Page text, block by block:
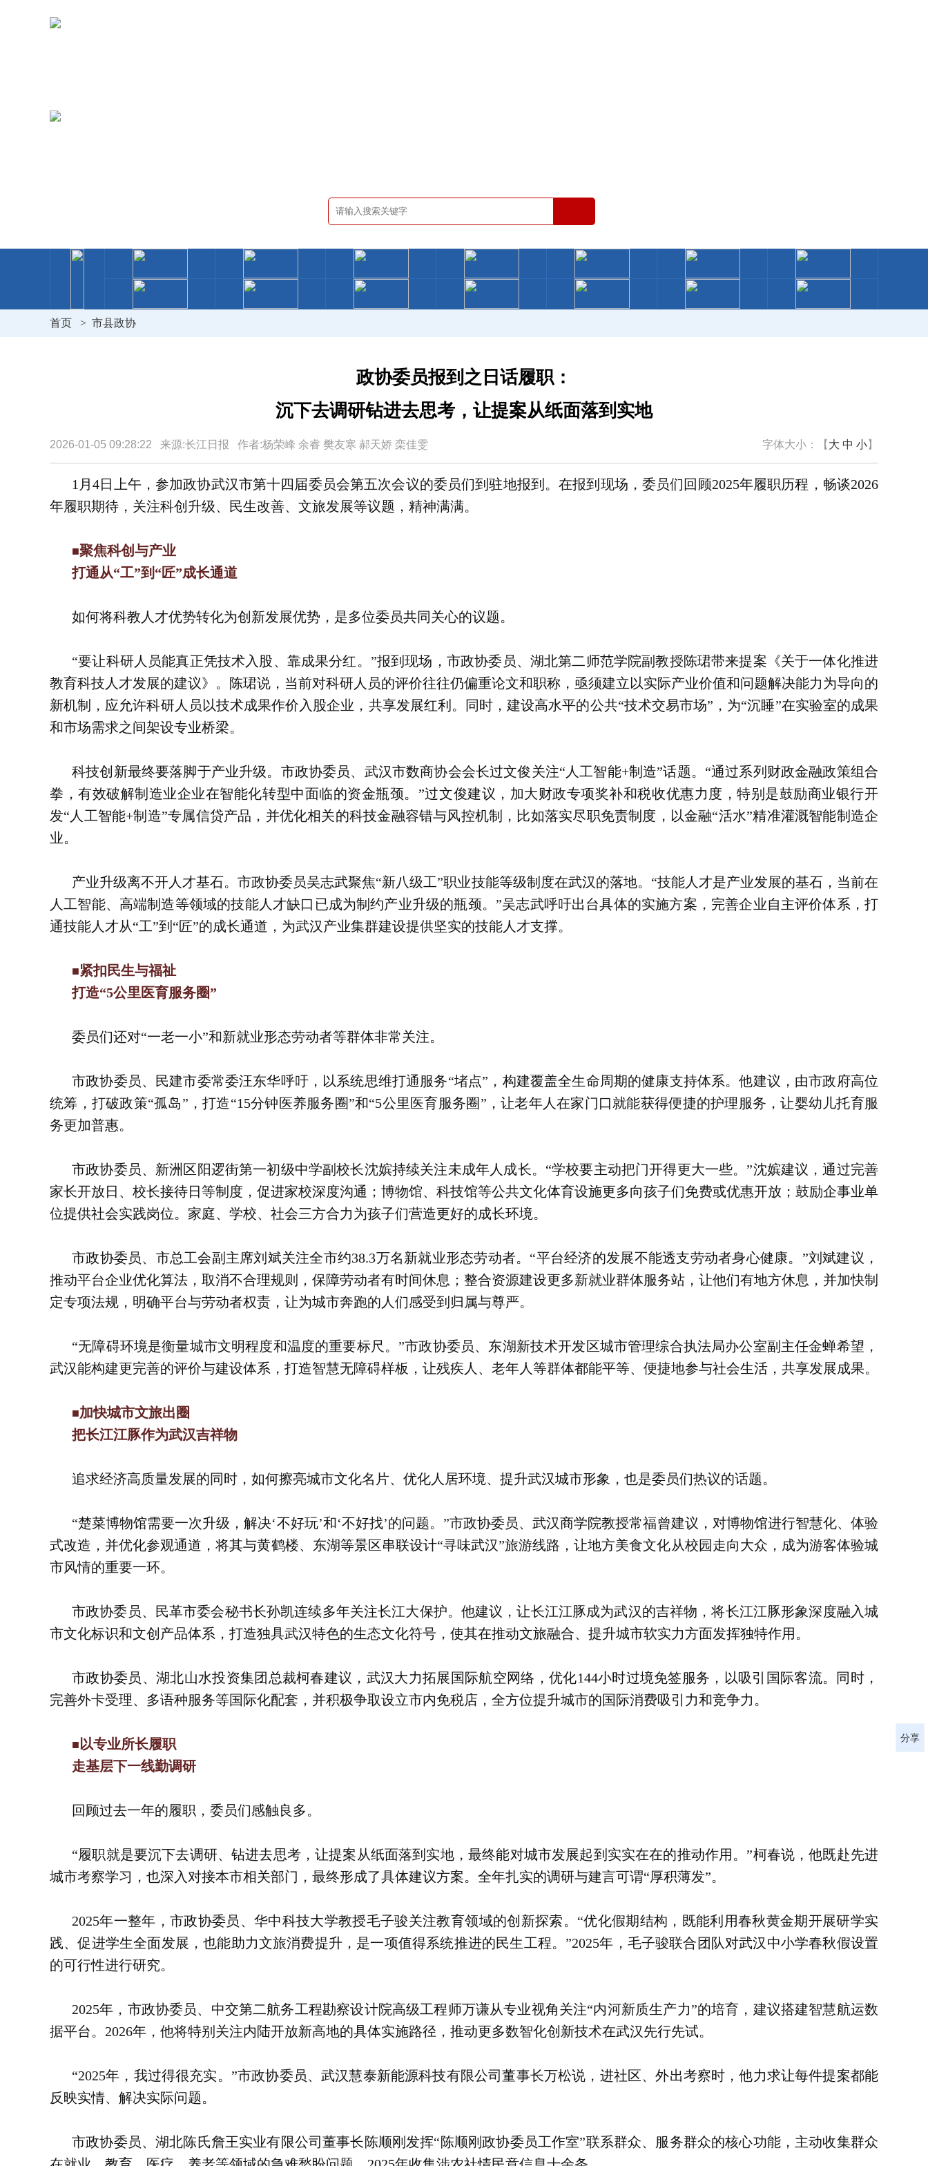
首页 > 市县政协
政协委员报到之日话履职：
沉下去调研钻进去思考，让提案从纸面落到实地
2026-01-05 09:28:22 来源:长江日报 作者:杨荣峰 余睿 樊友寒 郝天娇 栾佳雯 字体大小：【 大 中 小】
1月4日上午，参加政协武汉市第十四届委员会第五次会议的委员们到驻地报到。在报到现场，委员们回顾2025年履职历程，畅谈2026
年履职期待，关注科创升级、民生改善、文旅发展等议题，精神满满。
■聚焦科创与产业
打通从“工”到“匠”成长通道
如何将科教人才优势转化为创新发展优势，是多位委员共同关心的议题。
“要让科研人员能真正凭技术入股、靠成果分红。”报到现场，市政协委员、湖北第二师范学院副教授陈珺带来提案《关于一体化推进
教育科技人才发展的建议》。陈珺说，当前对科研人员的评价往往仍偏重论文和职称，亟须建立以实际产业价值和问题解决能力为导向的
新机制，应允许科研人员以技术成果作价入股企业，共享发展红利。同时，建设高水平的公共“技术交易市场”，为“沉睡”在实验室的成果
和市场需求之间架设专业桥梁。
科技创新最终要落脚于产业升级。市政协委员、武汉市数商协会会长过文俊关注“人工智能+制造”话题。“通过系列财政金融政策组合
拳，有效破解制造业企业在智能化转型中面临的资金瓶颈。”过文俊建议，加大财政专项奖补和税收优惠力度，特别是鼓励商业银行开
发“人工智能+制造”专属信贷产品，并优化相关的科技金融容错与风控机制，比如落实尽职免责制度，以金融“活水”精准灌溉智能制造企
业。
产业升级离不开人才基石。市政协委员吴志武聚焦“新八级工”职业技能等级制度在武汉的落地。“技能人才是产业发展的基石，当前在
人工智能、高端制造等领域的技能人才缺口已成为制约产业升级的瓶颈。”吴志武呼吁出台具体的实施方案，完善企业自主评价体系，打
通技能人才从“工”到“匠”的成长通道，为武汉产业集群建设提供坚实的技能人才支撑。
■紧扣民生与福祉
打造“5公里医育服务圈”
委员们还对“一老一小”和新就业形态劳动者等群体非常关注。
市政协委员、民建市委常委汪东华呼吁，以系统思维打通服务“堵点”，构建覆盖全生命周期的健康支持体系。他建议，由市政府高位
统筹，打破政策“孤岛”，打造“15分钟医养服务圈”和“5公里医育服务圈”，让老年人在家门口就能获得便捷的护理服务，让婴幼儿托育服
务更加普惠。
市政协委员、新洲区阳逻街第一初级中学副校长沈嫔持续关注未成年人成长。“学校要主动把门开得更大一些。”沈嫔建议，通过完善
家长开放日、校长接待日等制度，促进家校深度沟通；博物馆、科技馆等公共文化体育设施更多向孩子们免费或优惠开放；鼓励企事业单
位提供社会实践岗位。家庭、学校、社会三方合力为孩子们营造更好的成长环境。
市政协委员、市总工会副主席刘斌关注全市约38.3万名新就业形态劳动者。“平台经济的发展不能透支劳动者身心健康。”刘斌建议，
推动平台企业优化算法，取消不合理规则，保障劳动者有时间休息；整合资源建设更多新就业群体服务站，让他们有地方休息，并加快制
定专项法规，明确平台与劳动者权责，让为城市奔跑的人们感受到归属与尊严。
“无障碍环境是衡量城市文明程度和温度的重要标尺。”市政协委员、东湖新技术开发区城市管理综合执法局办公室副主任金蝉希望，
武汉能构建更完善的评价与建设体系，打造智慧无障碍样板，让残疾人、老年人等群体都能平等、便捷地参与社会生活，共享发展成果。
■加快城市文旅出圈
把长江江豚作为武汉吉祥物
追求经济高质量发展的同时，如何擦亮城市文化名片、优化人居环境、提升武汉城市形象，也是委员们热议的话题。
“楚菜博物馆需要一次升级，解决‘不好玩’和‘不好找’的问题。”市政协委员、武汉商学院教授常福曾建议，对博物馆进行智慧化、体验
式改造，并优化参观通道，将其与黄鹤楼、东湖等景区串联设计“寻味武汉”旅游线路，让地方美食文化从校园走向大众，成为游客体验城
市风情的重要一环。
市政协委员、民革市委会秘书长孙凯连续多年关注长江大保护。他建议，让长江江豚成为武汉的吉祥物，将长江江豚形象深度融入城
市文化标识和文创产品体系，打造独具武汉特色的生态文化符号，使其在推动文旅融合、提升城市软实力方面发挥独特作用。
市政协委员、湖北山水投资集团总裁柯春建议，武汉大力拓展国际航空网络，优化144小时过境免签服务，以吸引国际客流。同时，
完善外卡受理、多语种服务等国际化配套，并积极争取设立市内免税店，全方位提升城市的国际消费吸引力和竞争力。
■ 以专业所长履职
走基层下一线勤调研
回顾过去一年的履职，委员们感触良多。
“履职就是要沉下去调研、钻进去思考，让提案从纸面落到实地，最终能对城市发展起到实实在在的推动作用。”柯春说，他既赴先进
城市考察学习，也深入对接本市相关部门，最终形成了具体建议方案。全年扎实的调研与建言可谓“厚积薄发”。
2025年一整年，市政协委员、华中科技大学教授毛子骏关注教育领域的创新探索。“优化假期结构，既能利用春秋黄金期开展研学实
践、促进学生全面发展，也能助力文旅消费提升，是一项值得系统推进的民生工程。”2025年，毛子骏联合团队对武汉中小学春秋假设置
的可行性进行研究。
2025年，市政协委员、中交第二航务工程勘察设计院高级工程师万谦从专业视角关注“内河新质生产力”的培育，建议搭建智慧航运数
据平台。2026年，他将特别关注内陆开放新高地的具体实施路径，推动更多数智化创新技术在武汉先行先试。
“2025年，我过得很充实。”市政协委员、武汉慧泰新能源科技有限公司董事长万松说，进社区、外出考察时，他力求让每件提案都能
反映实情、解决实际问题。
市政协委员、湖北陈氏詹王实业有限公司董事长陈顺刚发挥“陈顺刚政协委员工作室”联系群众、服务群众的核心功能，主动收集群众
分享